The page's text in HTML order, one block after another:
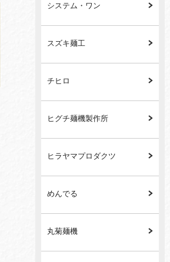
システム・ワン
スズキ麺工
チヒロ
ヒグチ麺機製作所
ヒラヤマプロダクツ
めんでる
丸菊麺機